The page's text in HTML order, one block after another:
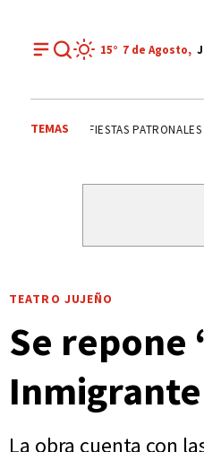
15° 7 de Agosto,
TEMASFIESTAS PATRONALES A
TEATRO JUJEÑO
Se repone
Inmigrante
La obra cuenta con